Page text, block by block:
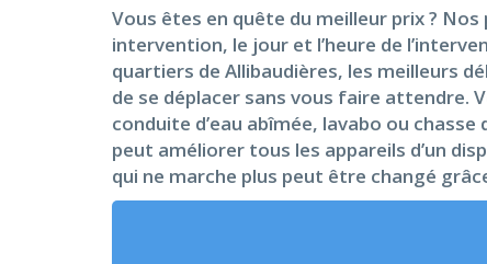
Vous êtes en quête du meilleur prix ?
intervention, le jour et l’heure de
quartiers de Allibaudières, les meilleurs
de se déplacer sans vous faire attendre.
conduite d’eau abîmée, lavabo ou
peut améliorer tous les appareils d’un
qui ne marche plus peut être changé